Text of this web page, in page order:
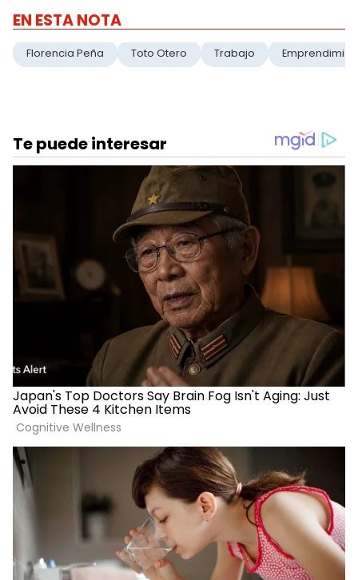
EN ESTA NOTA
Florencia Peña Toto Otero Trabajo